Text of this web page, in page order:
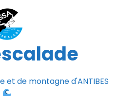
et de montagne d'ANTIBES